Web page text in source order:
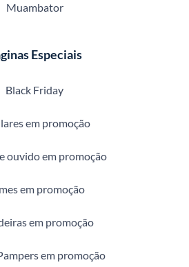
Muambator
Especiais
Black Friday
em promoção
ouvido em promoção
em promoção
em promoção
em promoção